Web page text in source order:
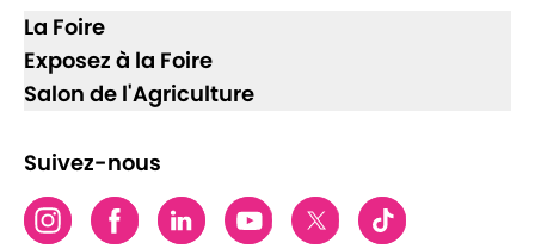
La Foire
Exposez à la Foire
Salon de l'Agriculture
Suivez-nous